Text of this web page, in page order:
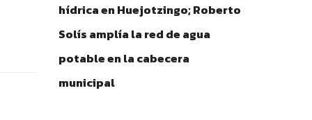
hídrica en Huejotzingo; Roberto
Solís amplía la red de agua
potable en la cabecera
municipal